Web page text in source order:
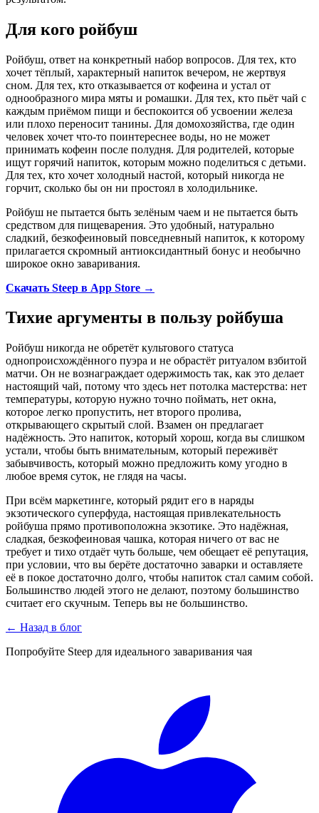
Для кого ройбуш
Ройбуш, ответ на конкретный набор вопросов. Для тех, кто
хочет тёплый, характерный напиток вечером, не жертвуя
сном. Для тех, кто отказывается от кофеина и устал от
однообразного мира мяты и ромашки. Для тех, кто пьёт чай с
каждым приёмом пищи и беспокоится об усвоении железа
или плохо переносит танины. Для домохозяйства, где один
человек хочет что-то поинтереснее воды, но не может
принимать кофеин после полудня. Для родителей, которые
ищут горячий напиток, которым можно поделиться с детьми.
Для тех, кто хочет холодный настой, который никогда не
горчит, сколько бы он ни простоял в холодильнике.
Ройбуш не пытается быть зелёным чаем и не пытается быть
средством для пищеварения. Это удобный, натурально
сладкий, безкофеиновый повседневный напиток, к которому
прилагается скромный антиоксидантный бонус и необычно
широкое окно заваривания.
Скачать Steep в App Store →
Тихие аргументы в пользу ройбуша
Ройбуш никогда не обретёт культового статуса
однопроисхождённого пуэра и не обрастёт ритуалом взбитой
матчи. Он не вознаграждает одержимость так, как это делает
настоящий чай, потому что здесь нет потолка мастерства: нет
температуры, которую нужно точно поймать, нет окна,
которое легко пропустить, нет второго пролива,
открывающего скрытый слой. Взамен он предлагает
надёжность. Это напиток, который хорош, когда вы слишком
устали, чтобы быть внимательным, который переживёт
забывчивость, который можно предложить кому угодно в
любое время суток, не глядя на часы.
При всём маркетинге, который рядит его в наряды
экзотического суперфуда, настоящая привлекательность
ройбуша прямо противоположна экзотике. Это надёжная,
сладкая, безкофеиновая чашка, которая ничего от вас не
требует и тихо отдаёт чуть больше, чем обещает её репутация,
при условии, что вы берёте достаточно заварки и оставляете
её в покое достаточно долго, чтобы напиток стал самим собой.
Большинство людей этого не делают, поэтому большинство
считает его скучным. Теперь вы не большинство.
← Назад в блог
Попробуйте Steep для идеального заваривания чая